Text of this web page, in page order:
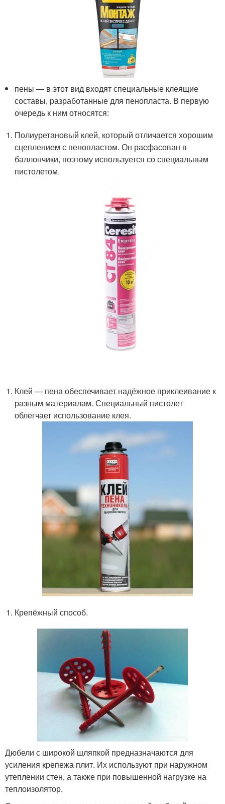
пены — в этот вид входят специальные клеящие
составы, разработанные для пенопласта. В первую
очередь к ним относятся:
Полиуретановый клей, который отличается хорошим
сцеплением с пенопластом. Он расфасован в
баллончики, поэтому используется со специальным
пистолетом.
Клей — пена обеспечивает надёжное приклеивание к
разным материалам. Специальный пистолет
облегчает использование клея.
Крепёжный способ.
Дюбели с широкой шляпкой предназначаются для
усиления крепежа плит. Их используют при наружном
утеплении стен, а также при повышенной нагрузке на
теплоизолятор.